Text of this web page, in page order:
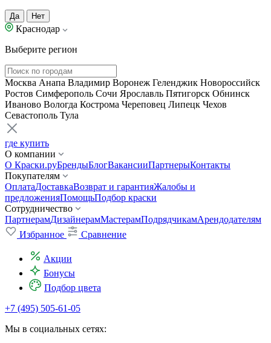
Да Нет
Краснодар
Выберите регион
Москва Анапа Владимир Воронеж Геленджик Новороссийск
Ростов Симферополь Сочи Ярославль Пятигорск Обнинск
Иваново Вологда Кострома Череповец Липецк Чехов
Севастополь Тула
где купить
О компании
О Краски.руБрендыБлогВакансииПартнерыКонтакты
Покупателям
ОплатаДоставкаВозврат и гарантияЖалобы и
предложенияПомощьПодбор краски
Сотрудничество
ПартнерамДизайнерамМастерамПодрядчикамАрендодателям
Избранное
Сравнение
Акции
Бонусы
Подбор цвета
+7 (495) 505-61-05
Мы в социальных сетях: